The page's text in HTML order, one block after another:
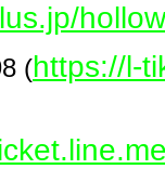
(https://l-